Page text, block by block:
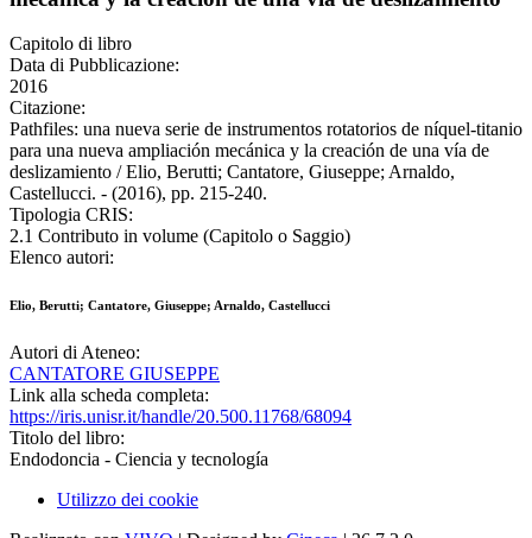
Capitolo di libro
Data di Pubblicazione:
2016
Citazione:
Pathfiles: una nueva serie de instrumentos rotatorios de níquel-titanio
para una nueva ampliación mecánica y la creación de una vía de
deslizamiento / Elio, Berutti; Cantatore, Giuseppe; Arnaldo,
Castellucci. - (2016), pp. 215-240.
Tipologia CRIS:
2.1 Contributo in volume (Capitolo o Saggio)
Elenco autori:
Elio, Berutti; Cantatore, Giuseppe; Arnaldo, Castellucci
Autori di Ateneo:
CANTATORE GIUSEPPE
Link alla scheda completa:
https://iris.unisr.it/handle/20.500.11768/68094
Titolo del libro:
Endodoncia - Ciencia y tecnología
Utilizzo dei cookie